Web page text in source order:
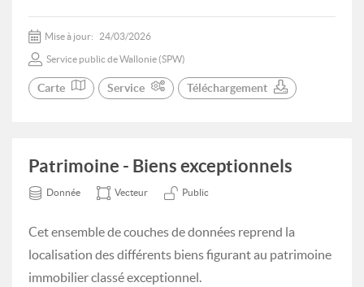
Mise à jour: 24/03/2026
Service public de Wallonie (SPW)
Carte Service Téléchargement
Patrimoine - Biens exceptionnels
Donnée Vecteur Public
Cet ensemble de couches de données reprend la
localisation des différents biens figurant au patrimoine
immobilier classé exceptionnel.